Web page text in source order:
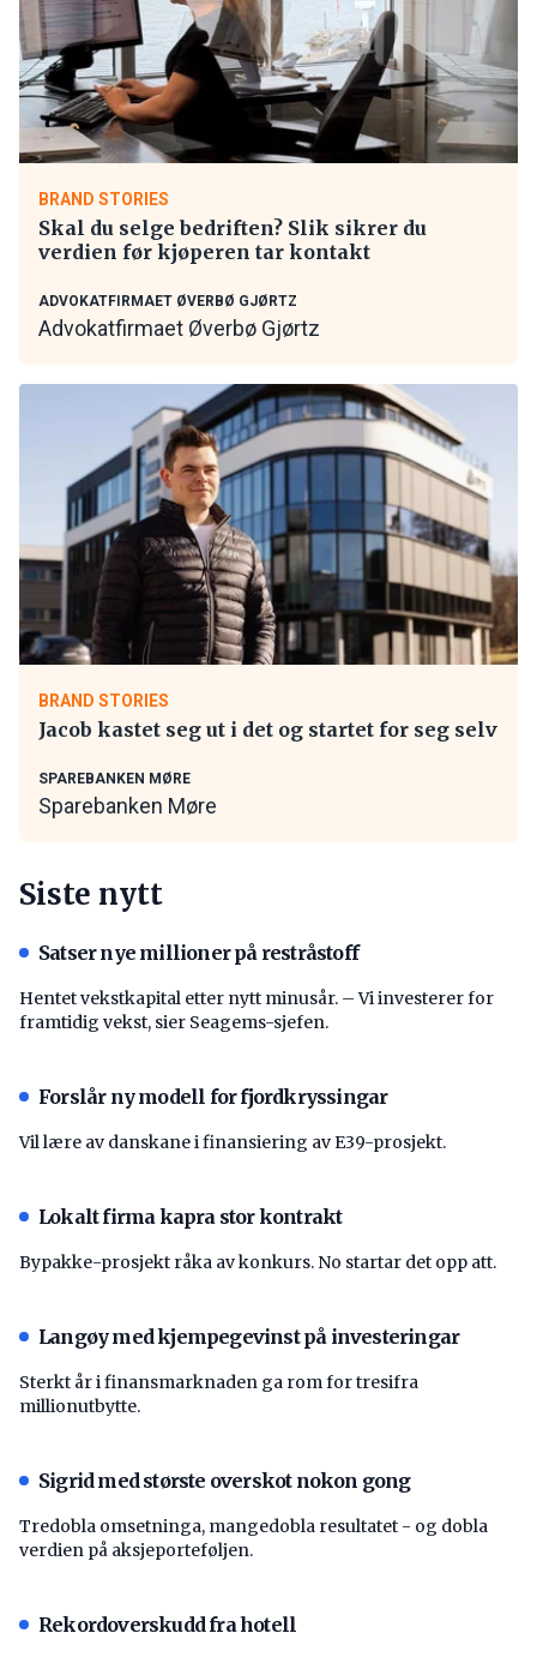
BRAND STORIES
Skal du selge bedriften? Slik sikrer du
verdien før kjøperen tar kontakt
ADVOKATFIRMAET ØVERBØ GJØRTZ
Advokatfirmaet Øverbø Gjørtz
BRAND STORIES
Jacob kastet seg ut i det og startet for seg selv
SPAREBANKEN MØRE
Sparebanken Møre
Siste nytt
Satser nye millioner på restråstoff
Hentet vekstkapital etter nytt minusår. – Vi investerer for
framtidig vekst, sier Seagems-sjefen.
Forslår ny modell for fjordkryssingar
Vil lære av danskane i finansiering av E39-prosjekt.
Lokalt firma kapra stor kontrakt
Bypakke-prosjekt råka av konkurs. No startar det opp att.
Langøy med kjempegevinst på investeringar
Sterkt år i finansmarknaden ga rom for tresifra
millionutbytte.
Sigrid med største overskot nokon gong
Tredobla omsetninga, mangedobla resultatet - og dobla
verdien på aksjeporteføljen.
Rekordoverskudd fra hotell